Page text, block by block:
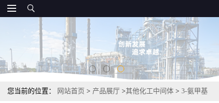
您当前的位置： 网站首页 > 产品展厅 >其他化工中间体 > 3-氨甲基